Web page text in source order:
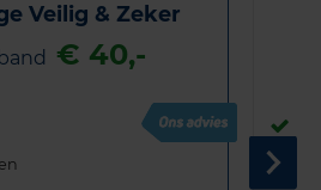
Veilig & Zeker
€ 40,-